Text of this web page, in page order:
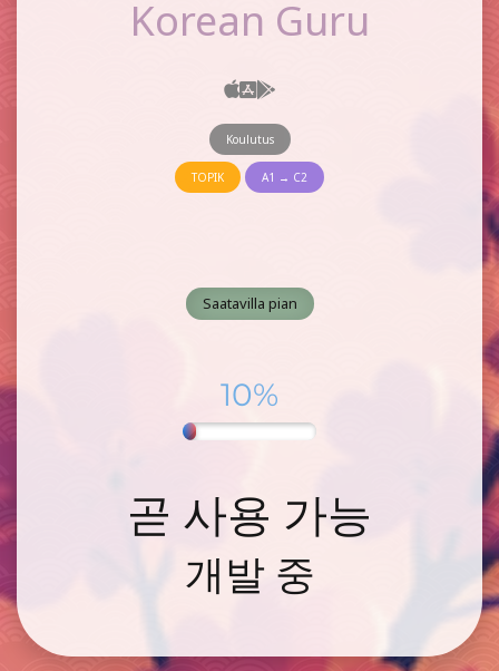
Korean Guru
Koulutus
TOPIK A1 → C2
Saatavilla pian
10%
곧 사용 가능
개발 중